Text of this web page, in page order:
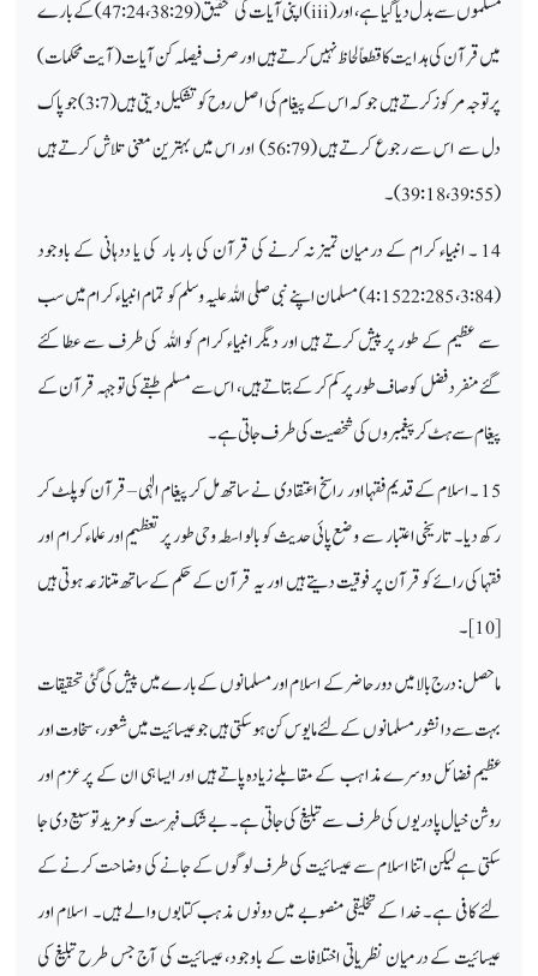
مسلموں سے بدل دیا گیا ہے ، اور (iii
) اپنی آیات کی تحقیق (38:29، 47:24) کے بارے
میں قرآن کی ہدایت کا قطعاً لحاظ نہیں کرتے ہیں اور صرف فیصلہ کن آیات (آیت محکمات )
پر توجہ مرکوز کرتے ہیں جو کہ اس کے پیغام کی اصل روح کو تشکیل دیتی ہیں (3:7) جو پاک
دل سے اس سے رجوع کرتے ہیں (56:79) اور اس میں بہترین معنی تلاش کرتے ہیں
( 39:18،39:55)۔
14 ۔ انبیاء کرام کے درمیان تمیز نہ کرنے کی قرآن کی بار بار کی یا ددہانی کے باوجود
(3:84، 2:285 4:152) مسلمان اپنے نبی صلی اللہ علیہ وسلم کو تمام انبیاء کرام میں سب
سے عظیم کے طور پر پیش کرتے ہیں اور دیگر انبیاء کرام کو اللہ کی طرف سے عطا کئے
گئےمنفرد فضل کو صاف طور پر کم کر کے بتاتے ہیں ، اس سے مسلم طبقے کی توجہہ قرآن کے
پیغام سے ہٹ کر پیغمبروں کی شخصیت کی طرف جاتی ہے۔
15 ۔ اسلام کے قدیم فقہا اور راسخ اعتقادی نے ساتھ مل کر پیغام الٰہی – قرآن کو پلٹ کر
رکھ دیا۔ تاریخی اعتبار سے وضع پائی حدیث کو بالواسطہ وحی طور پر تعظيم اور علماء کرام اور
فقہا کی رائے کو قرآن پر فوقیت دیتے ہیں اور یہ قرآن کے حکم کےساتھ متنازعہ ہوتی ہیں
[10]۔
ما حصل: درج بالا میں دور حاضر کے اسلام اور مسلمانوں کے بارے میں پیش کی گئی تحقیقات
بہت سے دانشور مسلمانوں کے لئے مایوس کن ہو سکتی ہیں جو عیسائیت میں شعور، سخاوت اور
عظیم فضائل دوسرے مذاہب کے مقابلے زیادہ پاتے ہیں اور ایسا ہی ان کے پر عزم اور
روشن خیال پادریوں کی طرف سے تبلیغ کی جاتی ہے۔ بے شک فہرست کو مزید توسیع دی جا
سکتی ہے لیکن اتنا اسلام سے عیسائیت کی طرف لوگوں کے جانے کی وضاحت کرنے کے
لئے کافی ہے۔ خدا کے تخلیقی منصوبے میں دونوں مذہب کتابوں والے ہیں۔ اسلام اور
عیسائیت کے درمیان نظریاتی اختلافات کے باوجود، عیسائیت کی آج جس طرح تبلیغ کی